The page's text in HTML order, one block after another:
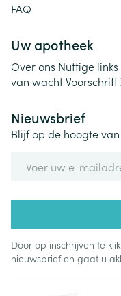
FAQ
Uw apotheek
Over ons Nuttige links
van wachtVoorschrift
Nieuwsbrief
Blijf op de hoogte
Door op inschrijven te
nieuwsbrief en gaat u